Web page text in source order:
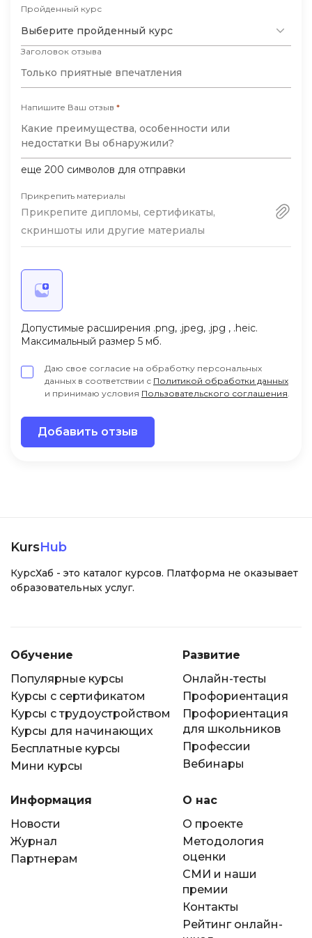
команде!
В целом курс дает твердую базу для
начала работы с контекстной рекламой. За
свою стоимость — очень достойный
начинающим специалистам.
Пройденный курс
Выберите пройденный курс
Заголовок отзыва
Напишите Ваш отзыв *
еще 200 символов для отправки
Прикрепить материалы
Прикрепите дипломы, сертификаты,
скриншоты или другие материалы
Допустимые расширения .png, .jpeg, .jpg , .heic.
Максимальный размер 5 мб.
Даю свое согласие на обработку персональных
данных в соответствии с Политикой обработки данных
и принимаю условия Пользовательского соглашения
Добавить отзыв
KursHub
КурсХаб - это каталог курсов. Платформа не оказывает
образовательных услуг.
Обучение
Популярные курсы
Курсы с сертификатом
Курсы с трудоустройством
Курсы для начинающих
Бесплатные курсы
Мини курсы
Развитие
Онлайн-тесты
Профориентация
Профориентация
для школьников
Профессии
Вебинары
Информация
Новости
Журнал
Партнерам
О нас
О проекте
Методология
оценки
СМИ и наши
премии
Контакты
Рейтинг онлайн-